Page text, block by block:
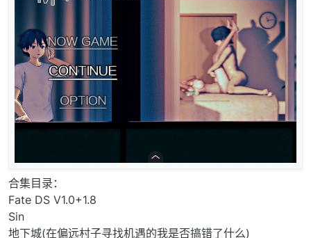
合集目录：
Fate DS V1.0+1.8
Sin
地下城(在偏远村子寻找机遇的我是否搞错了什么)